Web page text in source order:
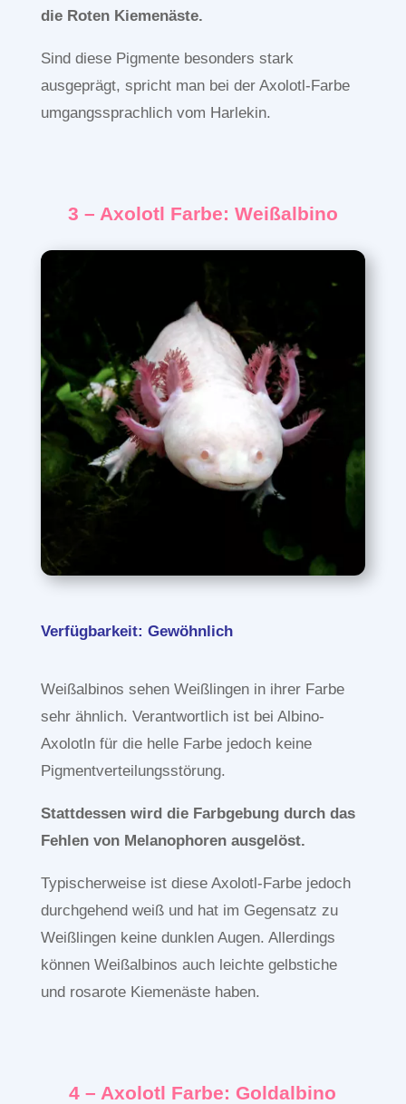
die Roten Kiemenäste.
Sind diese Pigmente besonders stark
ausgeprägt, spricht man bei der Axolotl-Farbe
umgangssprachlich vom Harlekin.
3 – Axolotl Farbe: Weißalbino
Verfügbarkeit: Gewöhnlich
Weißalbinos sehen Weißlingen in ihrer Farbe
sehr ähnlich. Verantwortlich ist bei Albino-
Axolotln für die helle Farbe jedoch keine
Pigmentverteilungsstörung.
Stattdessen wird die Farbgebung durch das
Fehlen von Melanophoren ausgelöst.
Typischerweise ist diese Axolotl-Farbe jedoch
durchgehend weiß und hat im Gegensatz zu
Weißlingen keine dunklen Augen. Allerdings
können Weißalbinos auch leichte gelbstiche
und rosarote Kiemenäste haben.
4 – Axolotl Farbe: Goldalbino